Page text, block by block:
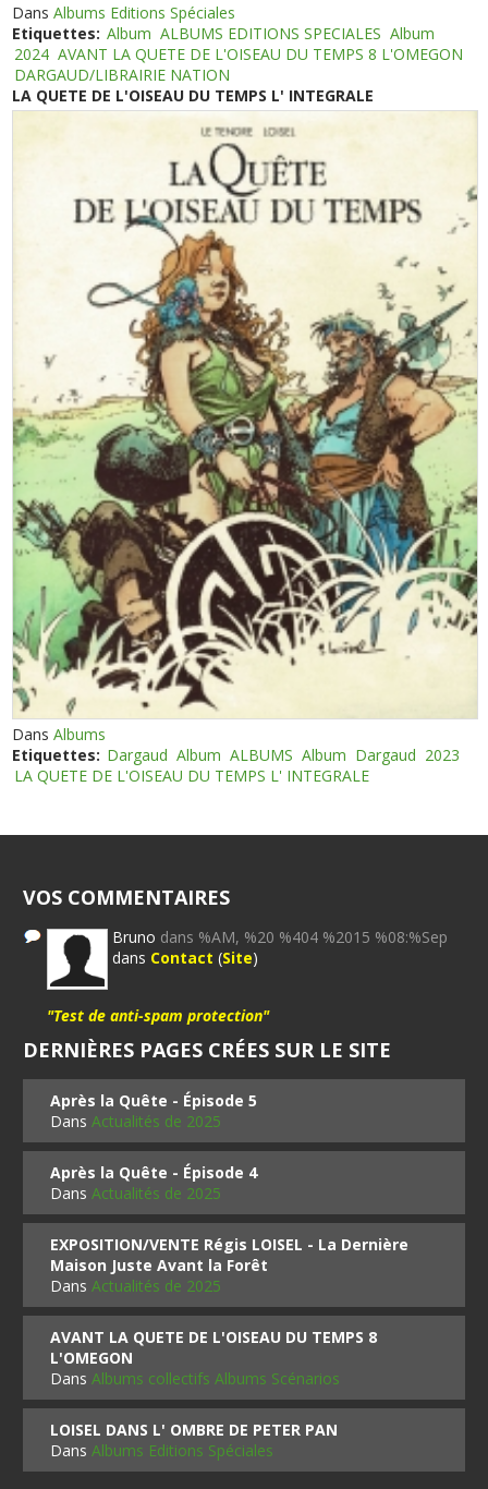
DansAlbums Editions Spéciales
Etiquettes: Album ALBUMS EDITIONS SPECIALES Album
2024 AVANT LA QUETE DE L'OISEAU DU TEMPS 8 L'OMEGON
DARGAUD/LIBRAIRIE NATION
LA QUETE DE L'OISEAU DU TEMPS L' INTEGRALE
DansAlbums
Etiquettes: Dargaud Album ALBUMS Album Dargaud 2023
LA QUETE DE L'OISEAU DU TEMPS L' INTEGRALE
VOS COMMENTAIRES
Bruno dans %AM, %20 %404 %2015 %08:%Sep
dans Contact (Site)
"Test de anti-spam protection"
DERNIÈRES PAGES CRÉES SUR LE SITE
Après la Quête - Épisode 5
DansActualités de 2025
Après la Quête - Épisode 4
DansActualités de 2025
EXPOSITION/VENTE Régis LOISEL - La Dernière
Maison Juste Avant la Forêt
DansActualités de 2025
AVANT LA QUETE DE L'OISEAU DU TEMPS 8
L'OMEGON
DansAlbums collectifs Albums Scénarios
LOISEL DANS L' OMBRE DE PETER PAN
DansAlbums Editions Spéciales